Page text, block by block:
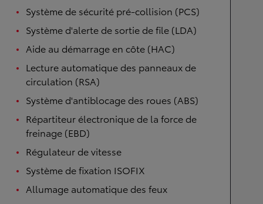
Système de sécurité pré-collision (PCS)
Système d'alerte de sortie de file (LDA)
Aide au démarrage en côte (HAC)
Lecture automatique des panneaux de
circulation (RSA)
Système d'antiblocage des roues (ABS)
Répartiteur électronique de la force de
freinage (EBD)
Régulateur de vitesse
Système de fixation ISOFIX
Allumage automatique des feux